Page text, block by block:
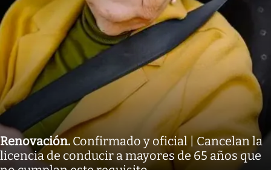
Renovación. Confirmado y oficial | Cancelan la
licencia de conducir a mayores de 65 años que